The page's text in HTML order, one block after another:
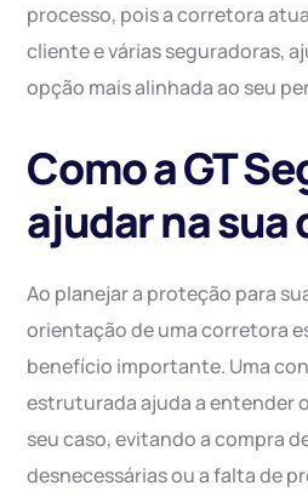
processo, pois a corretora
cliente e várias seguradoras,
opção mais alinhada ao seu
Como a GT
ajudar na sua
Ao planejar a proteção para
orientação de uma corretora
benefício importante. Uma
estruturada ajuda a entender
seu caso, evitando a compra
desnecessárias ou a falta de